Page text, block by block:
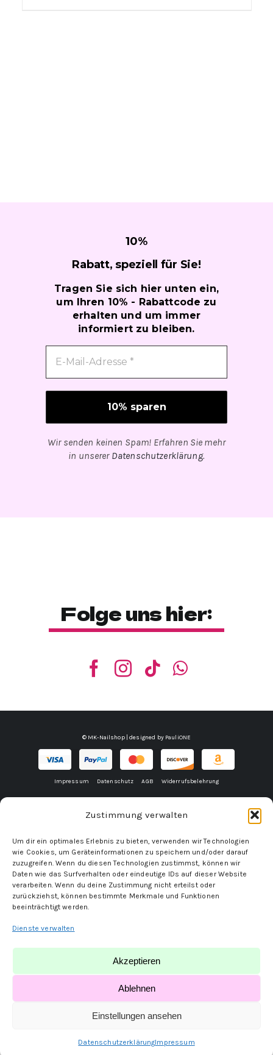
Zustimmung verwalten
Um dir ein optimales Erlebnis zu bieten, verwenden wir Technologien
wie Cookies, um Geräteinformationen zu speichern und/oder darauf
zuzugreifen. Wenn du diesen Technologien zustimmst, können wir
Daten wie das Surfverhalten oder eindeutige IDs auf dieser Website
verarbeiten. Wenn du deine Zustimmung nicht erteilst oder
zurückziehst, können bestimmte Merkmale und Funktionen
beeinträchtigt werden.
Dienste verwalten
Akzeptieren
Ablehnen
Einstellungen ansehen
DatenschutzerklärungImpressum
10%
Rabatt, speziell für Sie!
Tragen Sie sich hier unten ein,
um Ihren 10% - Rabattcode zu
erhalten und um immer
informiert zu bleiben.
Wir senden keinen Spam! Erfahren Sie mehr
in unserer Datenschutzerklärung.
Folge uns hier:
© MK-Nailshop | designed by PauliONE
Impressum Datenschutz AGB Widerrufsbelehrung